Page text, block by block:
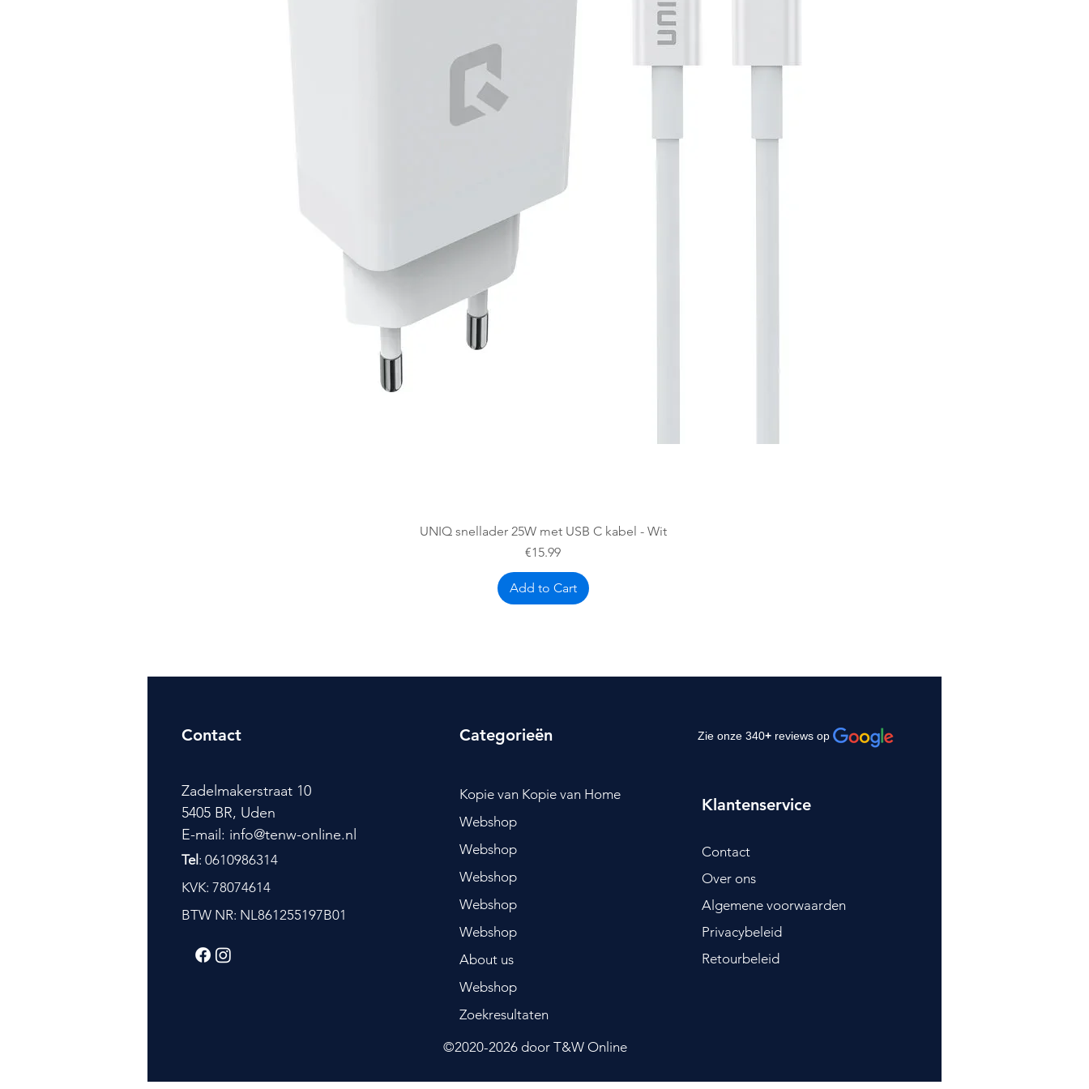
Quick View
UNIQ snellader 25W met USB C kabel - Wit
Price
€15.99
Add to Cart
Contact
Zadelmakerstraat 10
5405 BR, Uden
E-mail: info@tenw-online.nl
Tel : 0610986314
KVK: 78074614
BTW NR: NL861255197B01
Categorieën
Kopie van Kopie van Home
Webshop
Webshop
Webshop
Webshop
Webshop
About us
Webshop
Zoekresultaten
Zie onze 340+ reviews op
Klantenservice
Contact
Over ons
Algemene voorwaarden
Privacybeleid
Retourbeleid
©2020-2026 door T&W Online